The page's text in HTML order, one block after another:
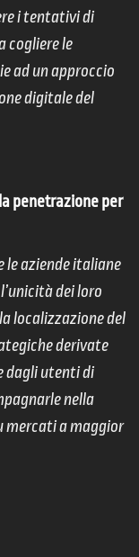
i tentativi di
cogliere le
ad un approccio
digitale del
penetrazione per
le aziende italiane
dei loro
localizzazione del
derivate
dagli utenti di
nella
mercati a maggior